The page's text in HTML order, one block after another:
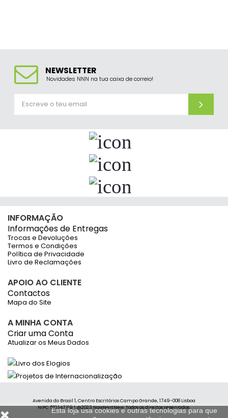
NEWSLETTER
Novidades NNN na tua caixa de correio!
INFORMAÇÃO
Informações de Entregas
Trocas e Devoluções
Termos e Condições
Política de Privacidade
Livro de Reclamações
APOIO AO CLIENTE
Contactos
Mapa do Site
A MINHA CONTA
Criar uma Conta
Atualizar os Meus Dados
Avenida do Brasil 1, Centro Escritórios Campo Grande, 1749-008 Lisboa
NIPC 510 147 119 | @2023 NowNextNew. Todos os direitos reservados.
Esta loja usa cookies e outras tecnologias para que